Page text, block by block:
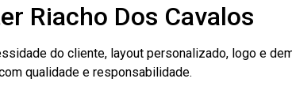
Riacho Dos Cavalos
do cliente, layout personalizado, logo e
qualidade e responsabilidade.